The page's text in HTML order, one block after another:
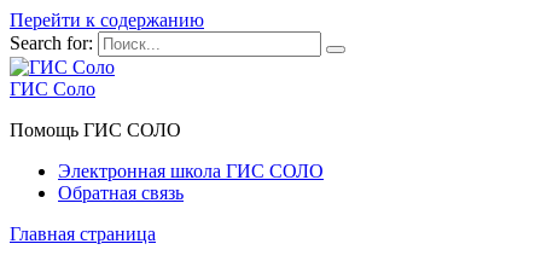
Перейти к содержанию
Search for:
ГИС Соло
Помощь ГИС СОЛО
Электронная школа ГИС СОЛО
Обратная связь
Главная страница